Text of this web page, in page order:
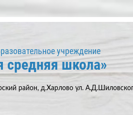
учреждение
средняя школа»
район, д.Харлово ул.